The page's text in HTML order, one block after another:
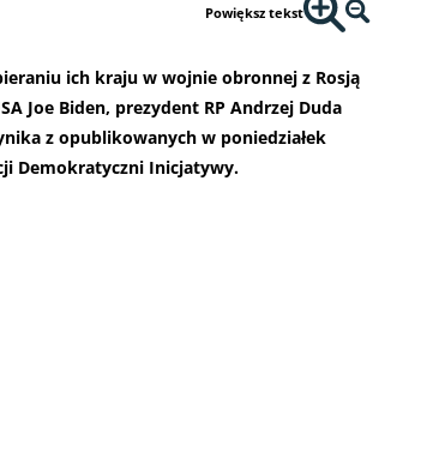
Powiększ tekst
ich kraju w wojnie obronnej z Rosją
Joe Biden, prezydent RP Andrzej Duda
z opublikowanych w poniedziałek
Demokratyczni Inicjatywy.